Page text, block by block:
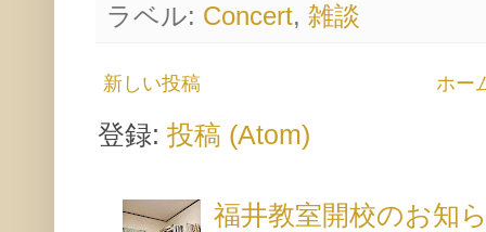
ラベル: Concert, 雑談
新しい投稿 ホー
登録: 投稿 (Atom)
福井教室開校のお知